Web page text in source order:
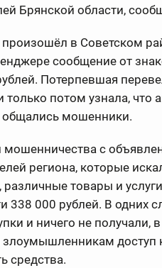
Брянской области,
произошёл в Советском
сообщение от
Потерпевшая
только потом узнала, что
общались мошенники.
с
региона, которые
товары и
338 000 рублей. В одних
и ничего не получали,
доступ
средства.